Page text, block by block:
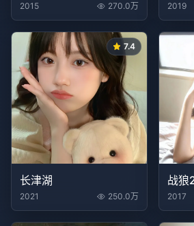
2015 270.0万 2019
7.4
长津湖
2021 250.0万
战狼
2017